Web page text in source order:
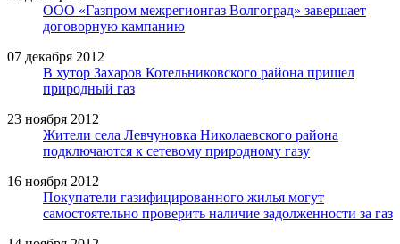
ООО «Газпром межрегионгаз Волгоград» завершает
договорную кампанию
07 декабря 2012
В хутор Захаров Котельниковского района пришел
природный газ
23 ноября 2012
Жители села Левчуновка Николаевского района
подключаются к сетевому природному газу
16 ноября 2012
Покупатели газифицированного жилья могут
самостоятельно проверить наличие задолженности за газ